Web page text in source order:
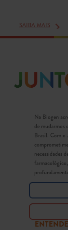
SAIBA MAIS
Na Biogen
de
Brasil. Com o
necessidades